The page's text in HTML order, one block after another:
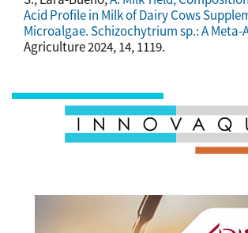
Acid Profile in Milk of Dairy Cows
Microalgae. Schizochytrium sp.: A Meta-
Agriculture 2024, 14, 1119.